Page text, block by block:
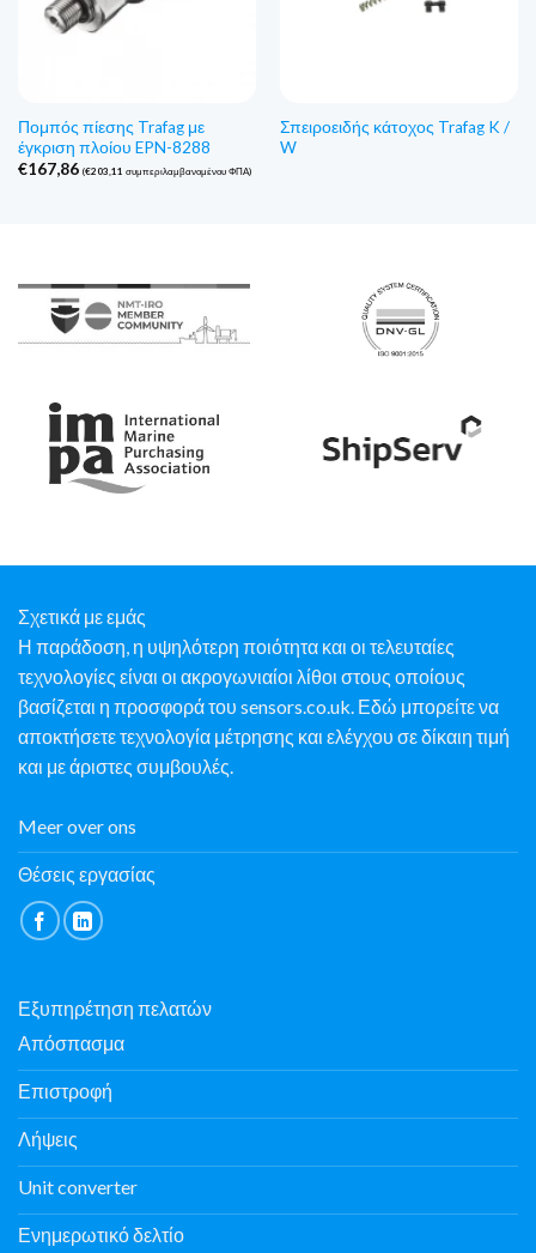
Πομπός πίεσης Trafag με
έγκριση πλοίου EPN-8288
€167,86 (€203,11 συμπεριλαμβανομένου ΦΠΑ)
Σπειροειδής κάτοχος Trafag K /
W
Σχετικά με εμάς
Η παράδοση, η υψηλότερη ποιότητα και οι τελευταίες
τεχνολογίες είναι οι ακρογωνιαίοι λίθοι στους οποίους
βασίζεται η προσφορά του sensors.co.uk. Εδώ μπορείτε να
αποκτήσετε τεχνολογία μέτρησης και ελέγχου σε δίκαιη τιμή
και με άριστες συμβουλές.
Meer over ons
Θέσεις εργασίας
Εξυπηρέτηση πελατών
Απόσπασμα
Επιστροφή
Λήψεις
Unit converter
Ενημερωτικό δελτίο